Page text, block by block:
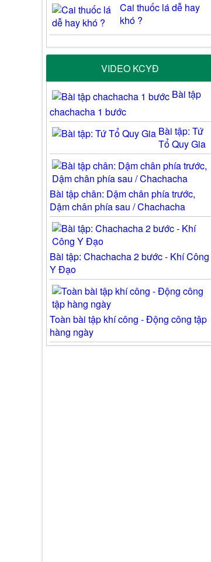
Cai thuốc lá dễ hay
khó ?
VIDEO KCYĐ
Bài tập
chachacha 1 bước
Bài tập: Tứ
Tổ Quy Gia
Bài tập chân: Dậm chân phía trước,
Dậm chân phía sau / Chachacha
Bài tập: Chachacha 2 bước - Khí Công
Y Đạo
Toàn bài tập khí công - Động công tập
hàng ngày